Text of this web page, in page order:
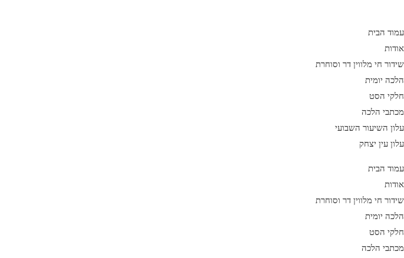
content
עמוד הבית
אודות
שידור חי מלווין דר וסוחרת
הלכה יומית
חלקי הסט
מכתבי הלכה
עלון השיעור השבועי
עלון עין יצחק
עמוד הבית
אודות
שידור חי מלווין דר וסוחרת
הלכה יומית
חלקי הסט
מכתבי הלכה